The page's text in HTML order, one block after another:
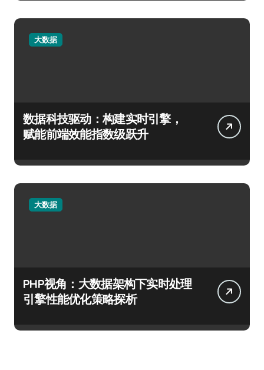
大数据
数据科技驱动：构建实时引擎，
赋能前端效能指数级跃升
大数据
PHP视角：大数据架构下实时处理
引擎性能优化策略探析